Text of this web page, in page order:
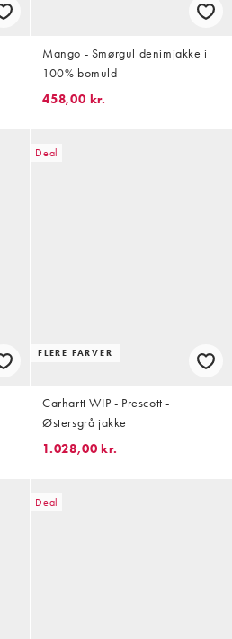
Mango - Smørgul denimjakke i
100% bomuld
458,00 kr.
Deal
FLERE FARVER
Carhartt WIP - Prescott -
Østersgrå jakke
1.028,00 kr.
Deal